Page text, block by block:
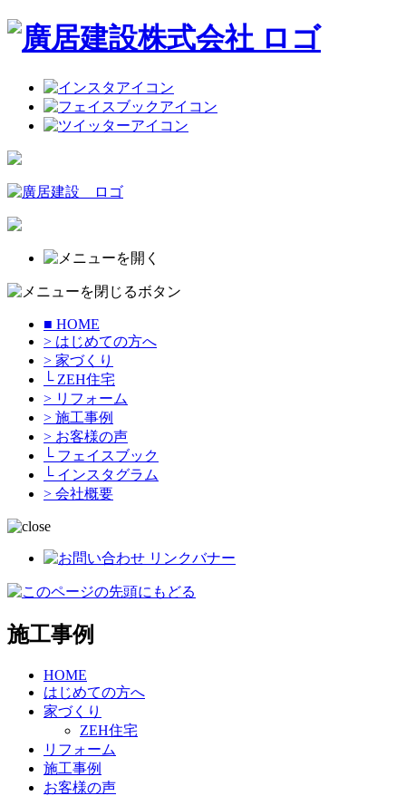
■ HOME
> はじめての方へ
> 家づくり
└ ZEH住宅
> リフォーム
> 施工事例
> お客様の声
└ フェイスブック
└ インスタグラム
> 会社概要
施工事例
HOME
はじめての方へ
家づくり
ZEH住宅
リフォーム
施工事例
お客様の声